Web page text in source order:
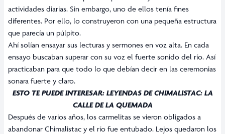
actividades diarias. Sin embargo, uno de ellos tenía fines
diferentes. Por ello, lo construyeron con una pequeña estructura
que parecía un púlpito.
Ahí solían ensayar sus lecturas y sermones en voz alta. En cada
ensayo buscaban superar con su voz el fuerte sonido del río. Así
practicaban para que todo lo que debían decir en las ceremonias
sonara fuerte y claro.
ESTO TE PUEDE INTERESAR: LEYENDAS DE CHIMALISTAC: LA
CALLE DE LA QUEMADA
Después de varios años, los carmelitas se vieron obligados a
abandonar Chimalistac y el río fue entubado. Lejos quedaron los